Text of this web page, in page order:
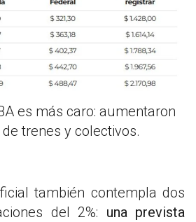
es más caro: aumentaron
trenes y colectivos.
también contempla dos
del 2%: una prevista